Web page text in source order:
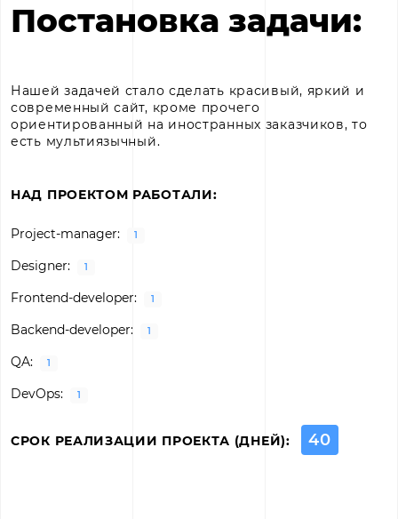
Постановка задачи:
Нашей задачей стало сделать красивый, яркий и
современный сайт, кроме прочего
ориентированный на иностранных заказчиков, то
есть мультиязычный.
НАД ПРОЕКТОМ РАБОТАЛИ:
Project-manager: 1
Designer: 1
Frontend-developer: 1
Backend-developer: 1
QA: 1
DevOps: 1
СРОК РЕАЛИЗАЦИИ ПРОЕКТА (ДНЕЙ): 40